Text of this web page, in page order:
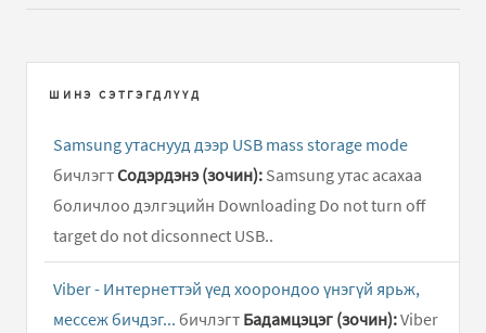
ШИНЭ СЭТГЭГДЛҮҮД
Samsung утаснууд дээр USB mass storage mode
бичлэгт
Содэрдэнэ (зочин): Samsung утас асахаа
боличлоо дэлгэцийн Downloading Do not turn off
target do not dicsonnect USB..
Viber - Интернеттэй үед хоорондоо үнэгүй ярьж,
мессеж бичдэг... бичлэгт Бадамцэцэг (зочин):Viber